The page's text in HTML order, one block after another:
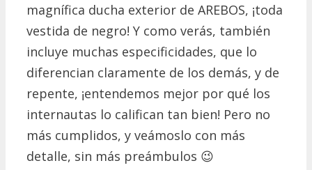
magnífica ducha exterior de AREBOS, ¡toda
vestida de negro! Y como verás, también
incluye muchas especificidades, que lo
diferencian claramente de los demás, y de
repente, ¡entendemos mejor por qué los
internautas lo califican tan bien! Pero no
más cumplidos, y veámoslo con más
detalle, sin más preámbulos 😉